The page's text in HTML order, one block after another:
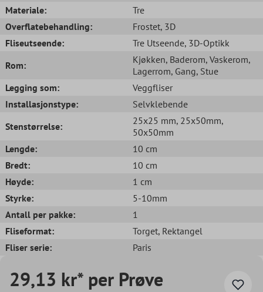
Materiale:
Tre
Overflatebehandling:
Frostet, 3D
Fliseutseende:
Tre Utseende, 3D-Optikk
Rom:
Kjøkken, Baderom, Vaskerom,
Lagerrom, Gang, Stue
Legging som:
Veggfliser
Installasjonstype:
Selvklebende
Stenstørrelse:
25x25 mm, 25x50mm,
50x50mm
Lengde:
10 cm
Bredt:
10 cm
Høyde:
1 cm
Styrke:
5-10mm
Antall per pakke:
1
Fliseformat:
Torget, Rektangel
Fliser serie:
Paris
29,13 kr* per Prøve